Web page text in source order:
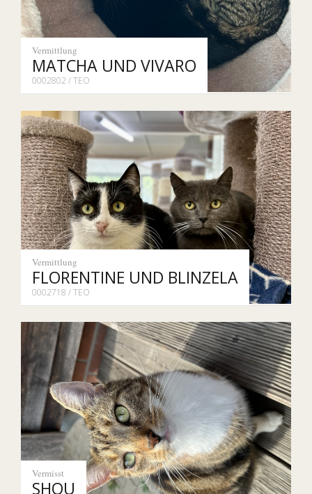
Vermittlung
MATCHA UND VIVARO
0002802 / TEO
Vermittlung
FLORENTINE UND BLINZELA
0002718 / TEO
Vermisst
SHOU